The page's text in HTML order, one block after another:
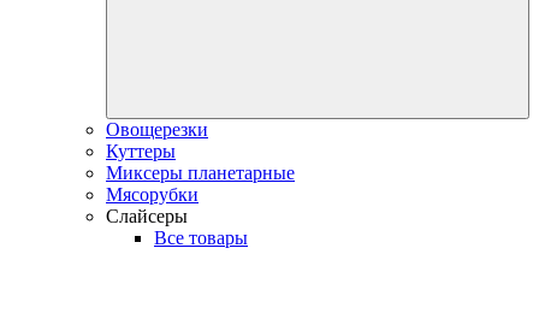
Овощерезки
Куттеры
Миксеры планетарные
Мясорубки
Слайсеры
Все товары